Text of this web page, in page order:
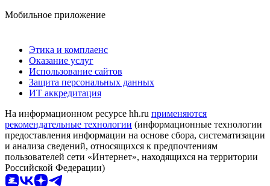
Мобильное приложение
Этика и комплаенс
Оказание услуг
Использование сайтов
Защита персональных данных
ИТ аккредитация
На информационном ресурсе hh.ru применяются
рекомендательные технологии (информационные технологии
предоставления информации на основе сбора, систематизации
и анализа сведений, относящихся к предпочтениям
пользователей сети «Интернет», находящихся на территории
Российской Федерации)